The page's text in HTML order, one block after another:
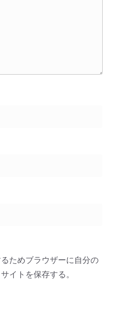
ためブラウザーに自分の
イトを保存する。